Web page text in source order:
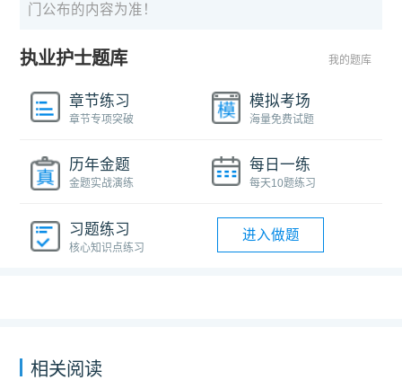
门公布的内容为准！
执业护士题库 我的题库
章节练习
章节专项突破
模拟考场
海量免费试题
历年金题
金题实战演练
每日一练
每天10题练习
习题练习
核心知识点练习
进入做题
相关阅读